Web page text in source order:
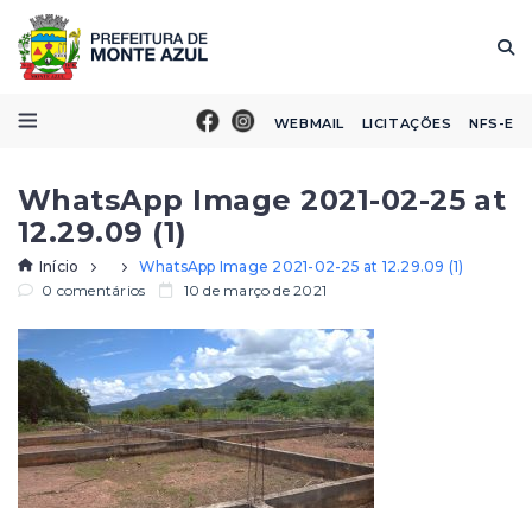
WEBMAIL LICITAÇÕES NFS-E
WhatsApp Image 2021-02-25 at
12.29.09 (1)
Início
WhatsApp Image 2021-02-25 at 12.29.09 (1)
0 comentários
10 de março de 2021